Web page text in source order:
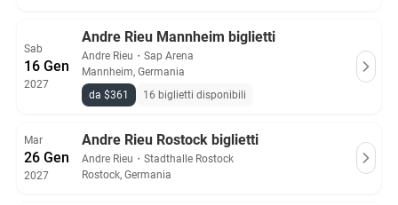
Sab
16 Gen
2027
Andre Rieu Mannheim biglietti
Andre Rieu ・ Sap Arena
Mannheim, Germania
da $361
16 biglietti disponibili
Mar
26 Gen
2027
Andre Rieu Rostock biglietti
Andre Rieu ・ Stadthalle Rostock
Rostock, Germania